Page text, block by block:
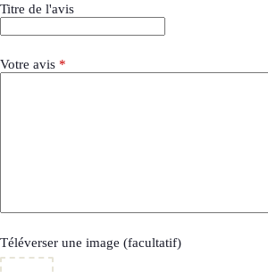
Titre de l'avis
Votre avis *
Téléverser une image (facultatif)